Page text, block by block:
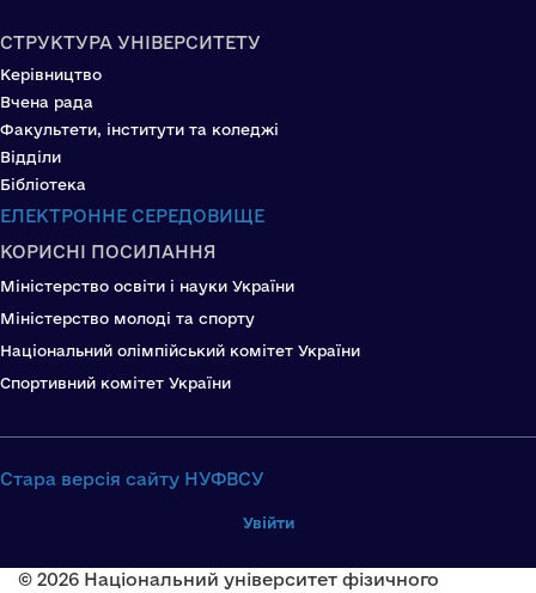
СТРУКТУРА УНІВЕРСИТЕТУ
Керівництво
Вчена рада
Факультети, інститути та коледжі
Відділи
Бібліотека
ЕЛЕКТРОННЕ СЕРЕДОВИЩЕ
КОРИСНІ ПОСИЛАННЯ
Міністерство освіти і науки України
Міністерство молоді та спорту
Національний олімпійський комітет України
Спортивний комітет України
Стара версія сайту НУФВСУ
Увійти
© 2026 Національний університет фізичного